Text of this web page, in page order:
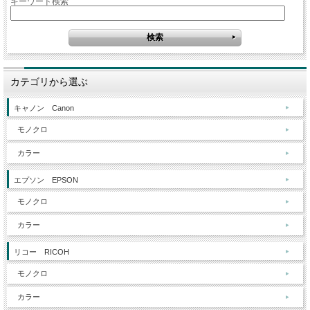
カテゴリから選ぶ
キャノン Canon
モノクロ
カラー
エプソン EPSON
モノクロ
カラー
リコー RICOH
モノクロ
カラー